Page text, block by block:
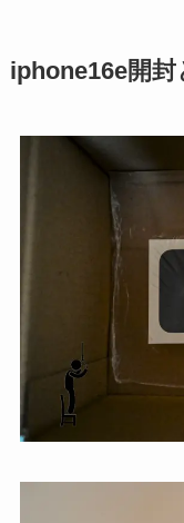
iphone16e開